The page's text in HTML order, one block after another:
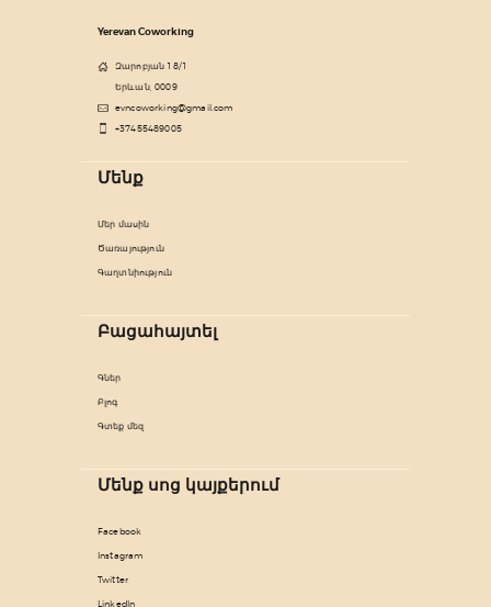
Yerevan Coworking
Զարոբյան 18/1
Երևան, 0009
evncoworking@gmail.com
+37455489005
Մենք
Մեր մասին
Ծառայություն
Գաղտնիություն
Բացահայտել
Գներ
Բլոգ
Գտեք մեզ
Մենք սոց կայքերում
Facebook
Instagram
Twitter
LinkedIn